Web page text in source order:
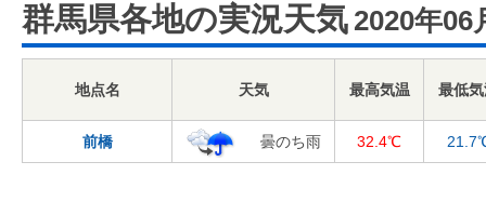
群馬県各地の実況天気 2020年06
地点名 天気 最高気温 最低
前橋 曇のち雨 32.4℃